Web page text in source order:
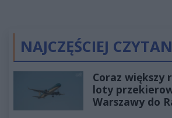
NAJCZĘŚCIEJ
Coraz większy
loty
Warszawy do